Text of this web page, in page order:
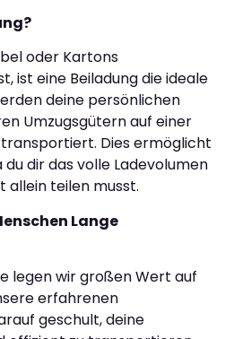
oder Kartons
ist eine Beiladung die ideale
deine persönlichen
Umzugsgütern auf einer
Dies ermöglicht
du dir das volle Ladevolumen
allein teilen musst.
Lange
legen wir großen Wert auf
erfahrenen
geschult, deine